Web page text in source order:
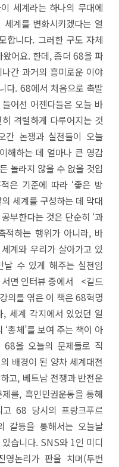
세계라는 하나의 무대에
계를 변화시키겠다는 열
합니다. 그러한 구도 자체
어요. 한데, 좀더 68을 파
간 과거의 흥미로운 이야
다. 68에서 처음으로 촉발
어선 어젠다들은 오늘 바
격렬하게 다루어지는 것
간 논쟁과 실천들이 오늘
해하는 데 얼마나 큰 영감
놀라지 않을 수 없을 것입
은 기준에 따라 ‘좋은 방
의 세계를 구성하는 데 막대
부한다는 것은 단순히 ‘과
적하는 행위가 아니라, 바
계와 우리가 살아가고 있
수 있게 해주는 실천임
서면 인터뷰 중에서 <길드
의를 엮은 이 책은 68혁명
세계 각지에서 있었던 일
총체’를 보여 주는 책이 아
을 오늘의 문제들로 직
배경이 된 양차 세계대전
고, 베트남 전쟁과 반전운
를, 흑인민권운동을 통해
고 68 당시의 프랑크푸르
갈등을 통해서는 오늘날
있습니다. SNS와 1인 미디
영논리가 판을 치며(두번